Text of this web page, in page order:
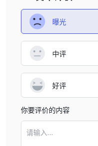
曝光
中评
好评
你要评价的内容
请输入...